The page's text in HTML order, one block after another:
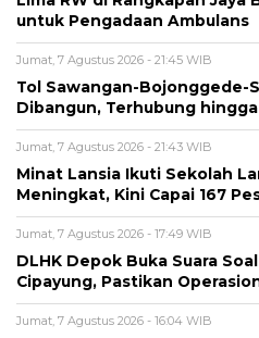
untuk Pengadaan Ambulans
Jumat, 7 Agustus 2026 - 21:45 WIB
Tol Sawangan-Bojonggede-
Dibangun, Terhubung hingga
Jumat, 7 Agustus 2026 - 21:43 WIB
Minat Lansia Ikuti Sekolah
Meningkat, Kini Capai 167
Jumat, 7 Agustus 2026 - 17:49 WIB
DLHK Depok Buka Suara
Cipayung, Pastikan
Jumat, 7 Agustus 2026 - 16:04 WIB